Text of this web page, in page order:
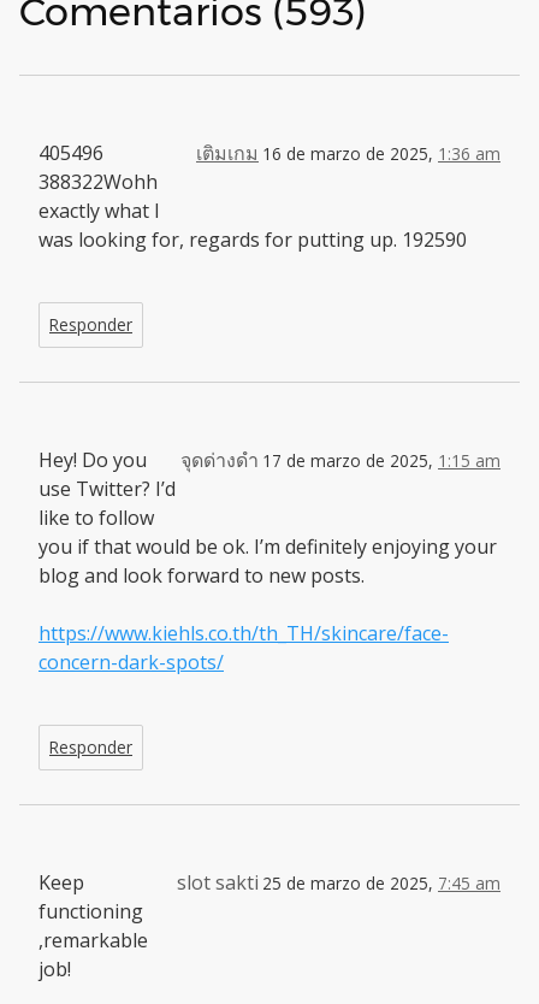
Comentarios (593)
เติมเกม 16 de marzo de 2025, 1:36 am
405496
388322Wohh
exactly what I
was looking for, regards for putting up. 192590
Responder
จุดด่างดำ 17 de marzo de 2025, 1:15 am
Hey! Do you
use Twitter? I’d
like to follow
you if that would be ok. I’m definitely enjoying your
blog and look forward to new posts.
https://www.kiehls.co.th/th_TH/skincare/face-
concern-dark-spots/
Responder
slot sakti 25 de marzo de 2025, 7:45 am
Keep
functioning
,remarkable
job!